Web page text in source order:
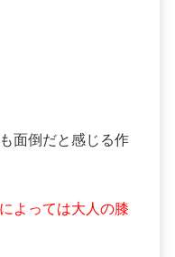
面倒だと感じる作
よっては大人の膝